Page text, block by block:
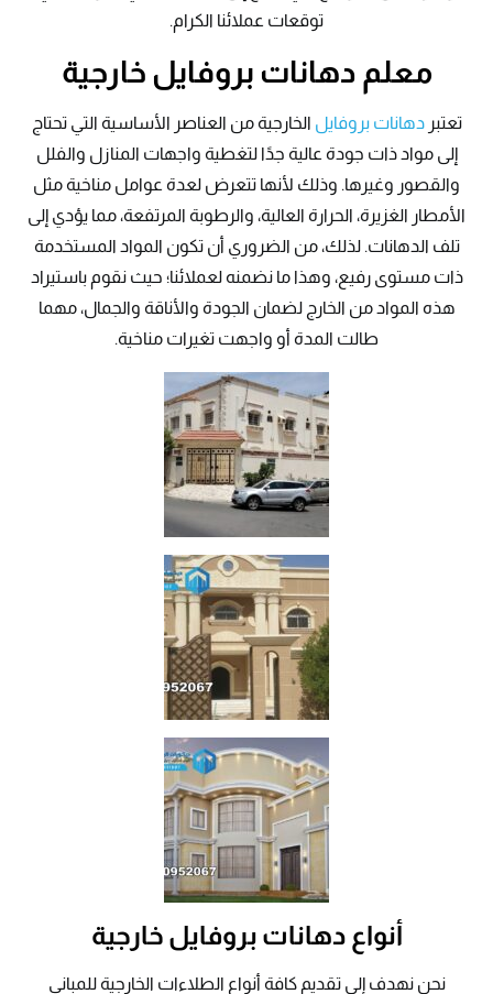
توقعات عملائنا الكرام.
معلم دهانات بروفايل خارجية
تعتبردهانات بروفايل الخارجية من العناصر الأساسية التي تحتاج
إلى مواد ذات جودة عالية جدًا لتغطية واجهات المنازل والفلل
والقصور وغيرها. وذلك لأنها تتعرض لعدة عوامل مناخية مثل
الأمطار الغزيرة، الحرارة العالية، والرطوبة المرتفعة، مما يؤدي إلى
تلف الدهانات. لذلك، من الضروري أن تكون المواد المستخدمة
ذات مستوى رفيع، وهذا ما نضمنه لعملائنا؛ حيث نقوم باستيراد
هذه المواد من الخارج لضمان الجودة والأناقة والجمال، مهما
طالت المدة أو واجهت تغيرات مناخية.
أنواع دهانات بروفايل خارجية
نحن نهدف إلى تقديم كافة أنواع الطلاءات الخارجية للمباني